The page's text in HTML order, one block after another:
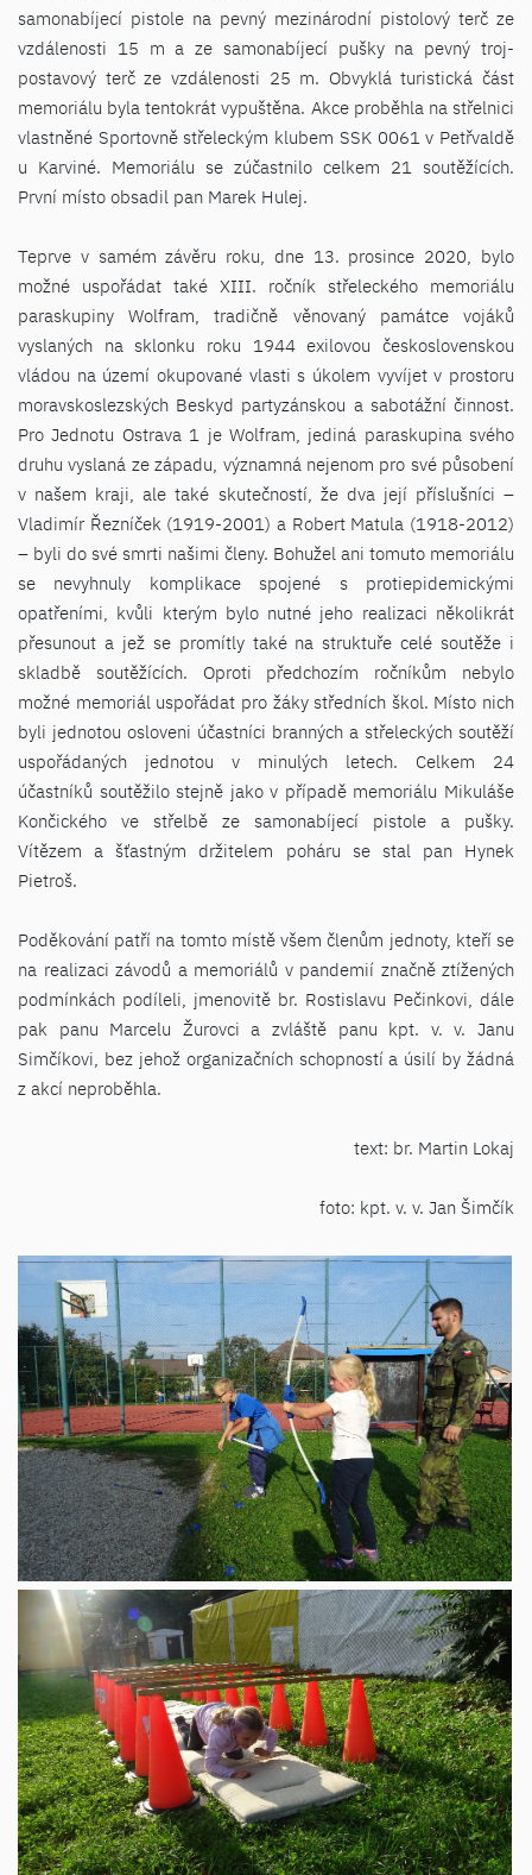
samonabíjecí pistole na pevný mezinárodní pistolový terč ze
vzdálenosti 15 m a ze samonabíjecí pušky na pevný troj-
postavový terč ze vzdálenosti 25 m. Obvyklá turistická část
memoriálu byla tentokrát vypuštěna. Akce proběhla na střelnici
vlastněné Sportovně střeleckým klubem SSK 0061 v Petřvaldě
u Karviné. Memoriálu se zúčastnilo celkem 21 soutěžících.
První místo obsadil pan Marek Hulej.
Teprve v samém závěru roku, dne 13. prosince 2020, bylo
možné uspořádat také XIII. ročník střeleckého memoriálu
paraskupiny Wolfram, tradičně věnovaný památce vojáků
vyslaných na sklonku roku 1944 exilovou československou
vládou na území okupované vlasti s úkolem vyvíjet v prostoru
moravskoslezských Beskyd partyzánskou a sabotážní činnost.
Pro Jednotu Ostrava 1 je Wolfram, jediná paraskupina svého
druhu vyslaná ze západu, významná nejenom pro své působení
v našem kraji, ale také skutečností, že dva její příslušníci –
Vladimír Řezníček (1919-2001) a Robert Matula (1918-2012)
– byli do své smrti našimi členy. Bohužel ani tomuto memoriálu
se nevyhnuly komplikace spojené s protiepidemickými
opatřeními, kvůli kterým bylo nutné jeho realizaci několikrát
přesunout a jež se promítly také na struktuře celé soutěže i
skladbě soutěžících. Oproti předchozím ročníkům nebylo
možné memoriál uspořádat pro žáky středních škol. Místo nich
byli jednotou osloveni účastníci branných a střeleckých soutěží
uspořádaných jednotou v minulých letech. Celkem 24
účastníků soutěžilo stejně jako v případě memoriálu Mikuláše
Končického ve střelbě ze samonabíjecí pistole a pušky.
Vítězem a šťastným držitelem poháru se stal pan Hynek
Pietroš.
Poděkování patří na tomto místě všem členům jednoty, kteří se
na realizaci závodů a memoriálů v pandemií značně ztížených
podmínkách podíleli, jmenovitě br. Rostislavu Pečinkovi, dále
pak panu Marcelu Žurovci a zvláště panu kpt. v. v. Janu
Simčíkovi, bez jehož organizačních schopností a úsilí by žádná
z akcí neproběhla.
text: br. Martin Lokaj
foto: kpt. v. v. Jan Šimčík